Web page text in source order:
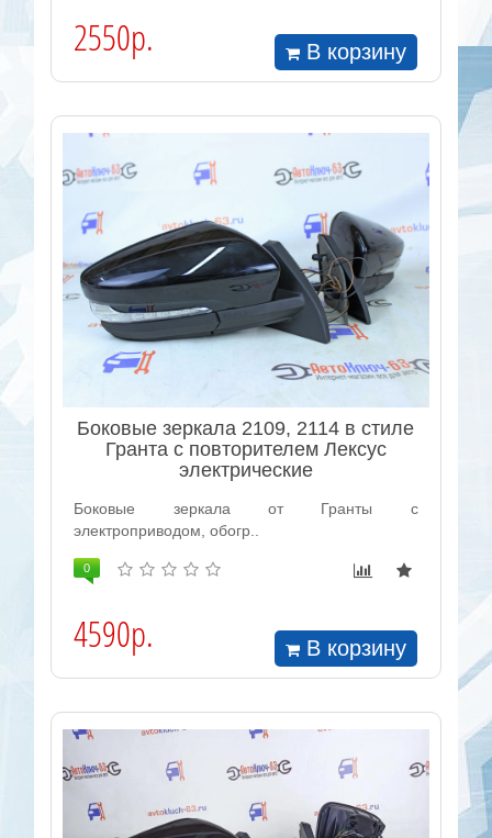
2550р. В корзину
Боковые зеркала 2109, 2114 в стиле
Гранта с повторителем Лексус
электрические
Боковые зеркала от Гранты с
электроприводом, обогр..
0
4590р. В корзину